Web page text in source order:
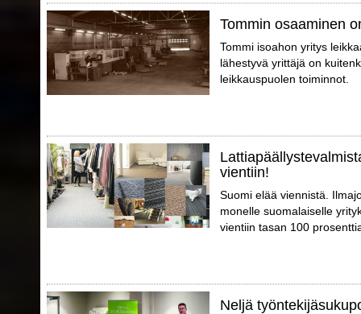
Tommin osaaminen
Tommi isoahon yritys
lähestyvä yrittäjä on
leikkauspuolen toiminnot.
vientiin!
Suomi elää viennistä.
monelle suomalaiselle
vientiin tasan 100
Neljä